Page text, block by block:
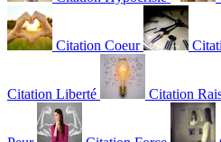
Citation Coeur
Citation Liberté Citation